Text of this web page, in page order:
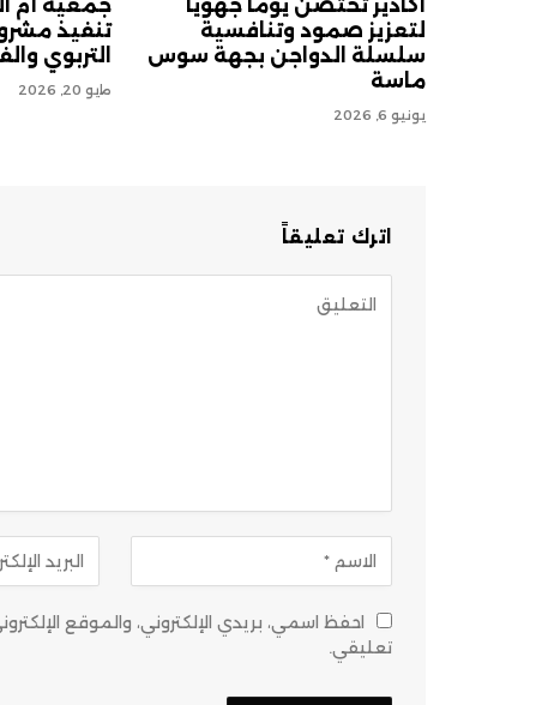
أكادير تحتضن يوماً جهوياً
لتعزيز صمود وتنافسية
سلسلة الدواجن بجهة سوس
ماسة
يونيو 6, 2026
جمعية أم
تنفيذ
التربوي
مايو 20, 2026
اترك تعليقاً
احفظ اسمي، بريدي الإلكتروني، والموقع
تعليقي.